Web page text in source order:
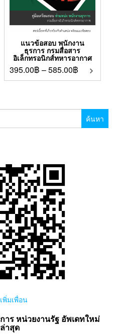
แนวข้อสอบ พนักงาน
ธุรการ กรมสื่อสาร
อิเล็กทรอนิกส์ทหารอากาศ
395.00฿ –585.00฿
พิ่มเพื่อน
าร หน่วยงานรัฐ อัพเดทใหม่
าสุด